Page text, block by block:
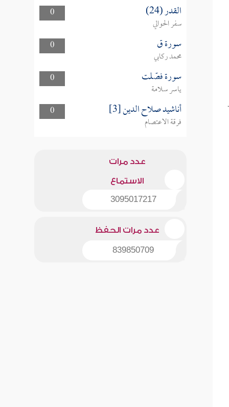
0
القدر (24)
سفر الحوالي
0
سورة ق
محمد ركابي
0
سورة فصّلت
ياسر سلامة
0
أناشيد صلاح الدين [3]
فرقة الاعتصام
عدد مرات
الاستماع
3095017217
عدد مرات الحفظ
839850709